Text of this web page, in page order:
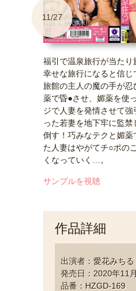
11/27
福引で温泉旅行が当たり
幸せな旅行になると信じ
旅館の主人の魔の手が
薬で昏●させ、媚薬を使
ジで人妻を発情させて
った若妻を地下牢に監禁
倒す！巧みなテクと媚薬
た人妻はやがてチ○ポの
くなっていく…。
サンプルを視聴
作品詳細
出演者：愛花みちる
発売日：2020年11
品番：HZGD-169